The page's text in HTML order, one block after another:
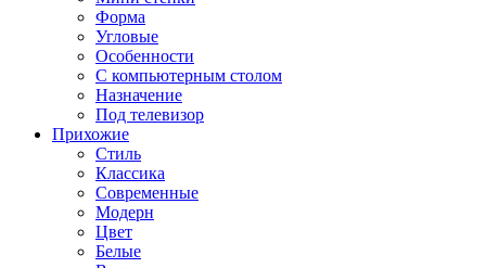
Форма
Угловые
Особенности
С компьютерным столом
Назначение
Под телевизор
Прихожие
Стиль
Классика
Современные
Модерн
Цвет
Белые